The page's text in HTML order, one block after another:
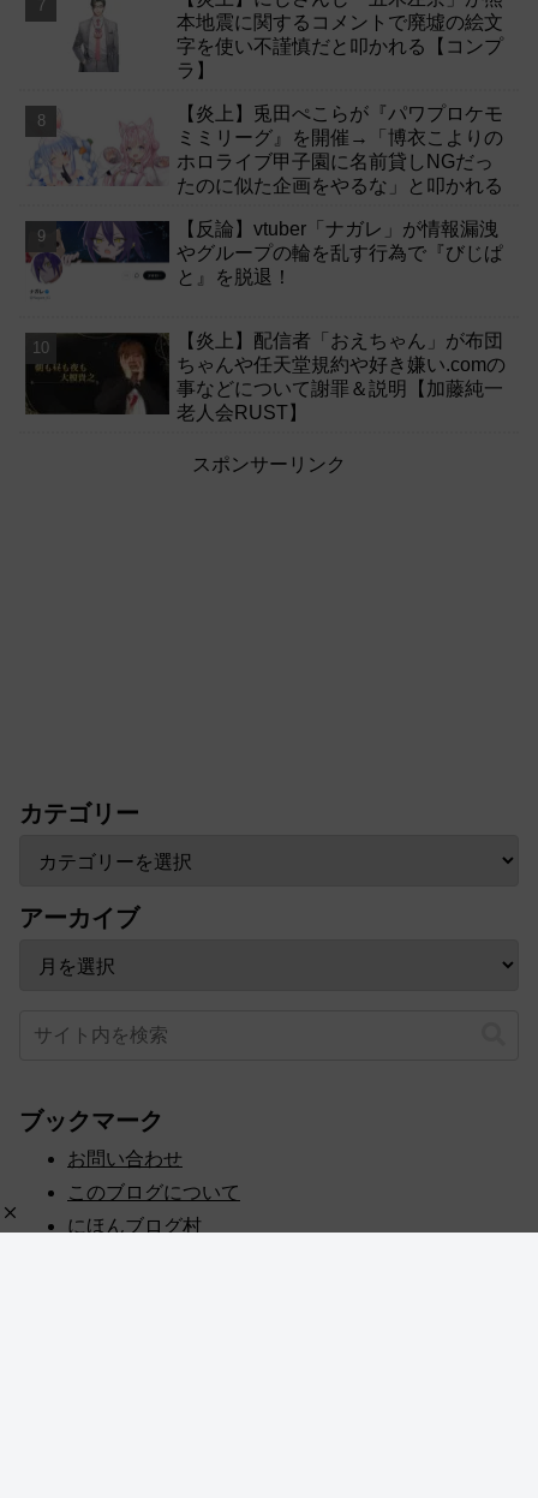
本地震に関するコメントで廃墟の絵文
字を使い不謹慎だと叩かれる【コンプ
ラ】
【炎上】兎田ぺこらが『パワプロケモ
ミミリーグ』を開催→「博衣こよりの
ホロライブ甲子園に名前貸しNGだっ
たのに似た企画をやるな」と叩かれる
【反論】vtuber「ナガレ」が情報漏洩
やグループの輪を乱す行為で『びじぱ
と』を脱退！
【炎上】配信者「おえちゃん」が布団
ちゃんや任天堂規約や好き嫌い.comの
事などについて謝罪＆説明【加藤純一
老人会RUST】
スポンサーリンク
カテゴリー
アーカイブ
ブックマーク
お問い合わせ
このブログについて
にほんブログ村